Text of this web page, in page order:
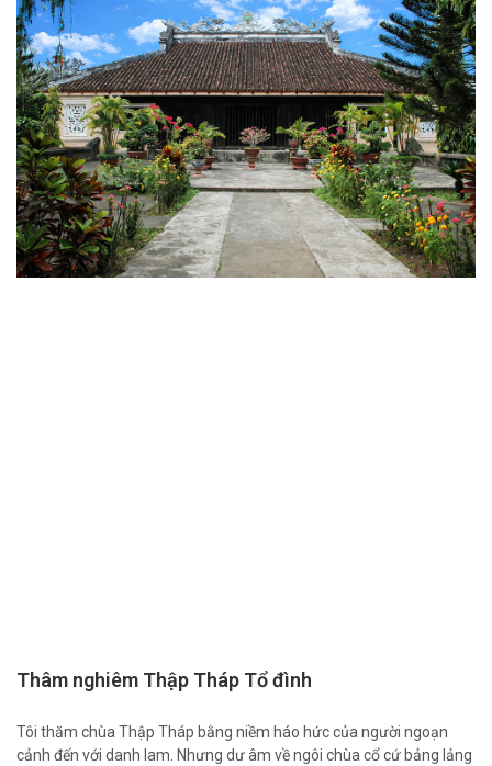
Thâm nghiêm Thập Tháp Tổ đình
Tôi thăm chùa Thập Tháp bằng niềm háo hức của người ngoạn
cảnh đến với danh lam. Nhưng dư âm về ngôi chùa cổ cứ bảng lảng